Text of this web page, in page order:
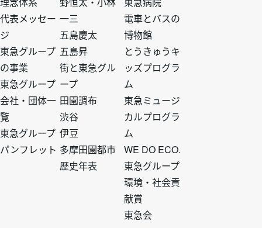
ー
ト
ッ
プ
1
代表メッセー
ジ
東急グループ
の事業
東急グループ
会社・団体一
覧
東急グループ
パンフレット
ー
ト
ッ
プ
2
一三
五島慶太
五島昇
街と東急グル
ープ
田園調布
渋谷
伊豆
多摩田園都市
歴史年表
ー
ト
ッ
プ
3
電車とバスの
博物館
とうきゅうキ
ッズプログラ
ム
東急ミュージ
カルプログラ
ム
WE DO ECO.
東急グループ
環境・社会貢
献賞
東急会